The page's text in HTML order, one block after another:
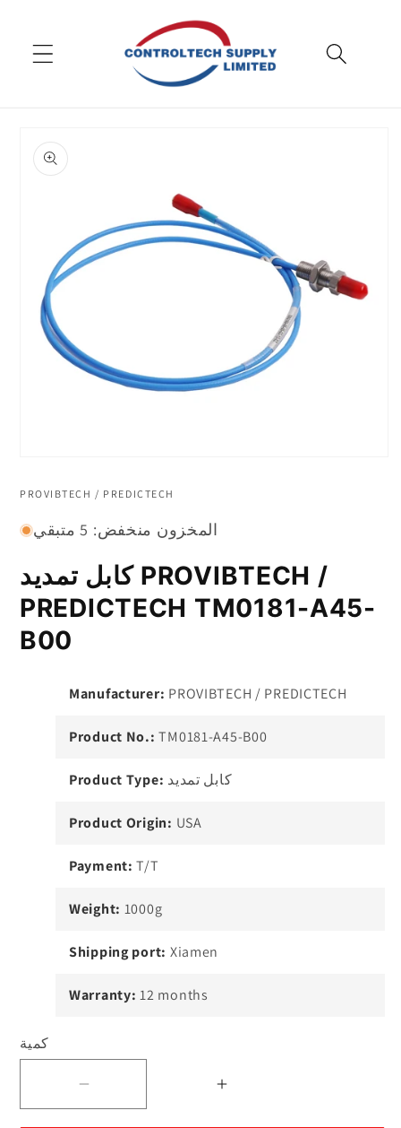
المحتوى
إلى
معلومات
المنتج
1
منبثقة
PROVIBTECH / PREDICTECH
المخزون منخفض: 5 متبقي
كابل تمديد PROVIBTECH /
PREDICTECH TM0181-A45-
B00
Manufacturer: PROVIBTECH / PREDICTECH
Product No.: TM0181-A45-B00
Product Type: كابل تمديد
Product Origin: USA
Payment: T/T
Weight: 1000g
Shipping port: Xiamen
Warranty: 12 months
كمية
زيادة